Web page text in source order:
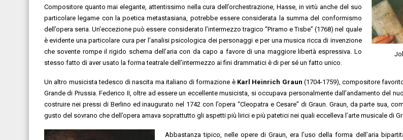
Compositore quanto mai elegante, attentissimo nella cura dell’orchestrazione, Hasse, in virtù anche del suo
particolare legame con la poetica metastasiana, potrebbe essere considerata la summa del conformismo
dell’opera seria. Un’eccezione può essere considerato l’intermezzo tragico “Piramo e Tisbe” (1768) nel quale
è evidente una particolare cura per l’analisi psicologica dei personaggi e per una musica ricca di invenzione
che sovente rompe il rigido schema dell’aria con da capo a favore di una maggiore libertà espressiva. Lo
stesso fatto di aver usato la forma teatrale dell’intermezzo ai fini drammatici è di per sé un fatto unico.
Un altro musicista tedesco di nascita ma italiano di formazione è Karl Heinrich Graun (1704-1759), compositore
Grande di Prussia. Federico II, oltre ad essere un eccellente musicista, si occupava personalmente dall’andamento del
costruire nei pressi di Berlino ed inaugurato nel 1742 con l’opera “Cleopatra e Cesare” di Graun. Graun, da parte sua,
gusto del sovrano che dell’opera amava soprattutto gli aspetti più lirici e più patetici nei quali eccelleva l’arte musicale di
Abbastanza tipico, nelle opere di Graun, era l’uso della forma dell’aria